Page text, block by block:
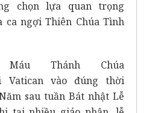
chọn lựa quan trọng
ngợi Thiên Chúa Tình
Thánh Chúa
vào đúng thời
sau tuần Bát nhật Lễ